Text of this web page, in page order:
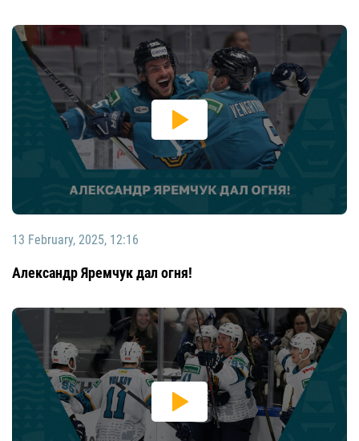
13 February, 2025, 12:16
Александр Яремчук дал огня!